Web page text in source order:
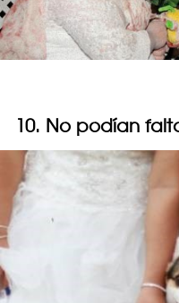
10. No podían